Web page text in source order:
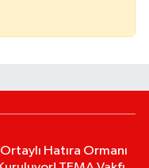
Hatıra Ormanı